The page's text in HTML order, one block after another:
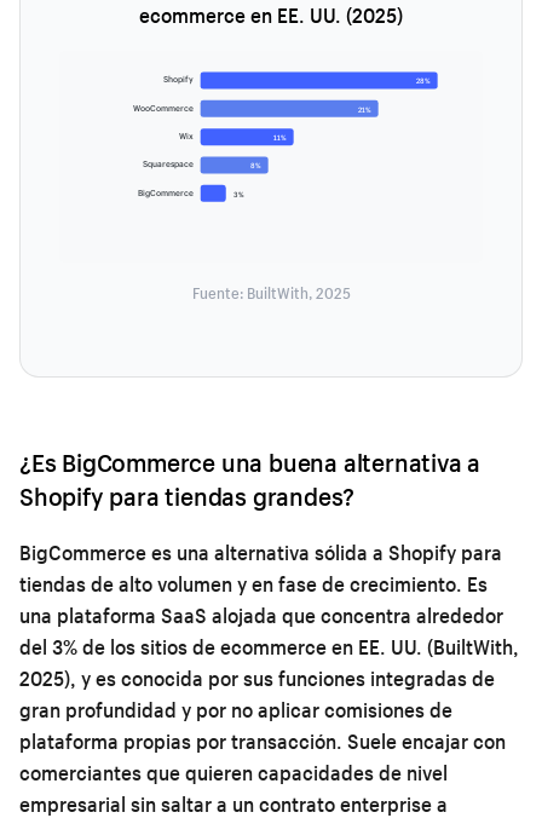
ecommerce en EE. UU. (2025)
Shopify 28%
WooCommerce 21%
Wix 11%
Squarespace 8%
BigCommerce 3%
Fuente: BuiltWith, 2025
¿Es BigCommerce una buena alternativa a
Shopify para tiendas grandes?
BigCommerce es una alternativa sólida a Shopify para
tiendas de alto volumen y en fase de crecimiento. Es
una plataforma SaaS alojada que concentra alrededor
del 3% de los sitios de ecommerce en EE. UU. (BuiltWith,
2025), y es conocida por sus funciones integradas de
gran profundidad y por no aplicar comisiones de
plataforma propias por transacción. Suele encajar con
comerciantes que quieren capacidades de nivel
empresarial sin saltar a un contrato enterprise a